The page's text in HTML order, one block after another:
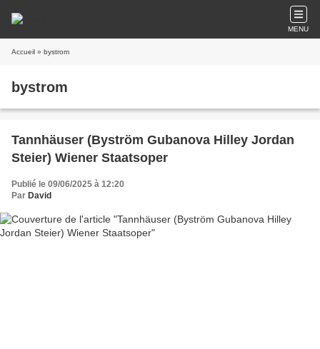
MENU
Accueil » bystrom
bystrom
Tannhäuser (Byström Gubanova Hilley Jordan
Steier) Wiener Staatsoper
Publié le 09/06/2025 à 12:20
Par David